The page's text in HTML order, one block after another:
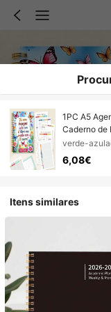
1PC A5
Caderno de
Floral e de
Aguarela
para
verde-
6,08€
Itens similares